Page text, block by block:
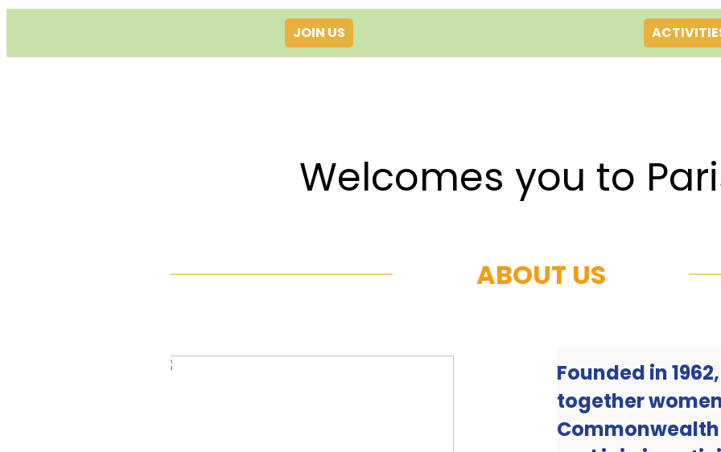
JOIN US
Welcomes you to
ABOUT US
Founded in
together